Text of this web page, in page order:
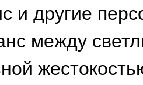
и другие
между